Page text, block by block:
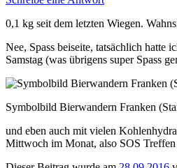
0,1 kg seit dem letzten Wiegen.
Nee, Spass beiseite, tatsächlich hatte
Samstag (was übrigens super Spass
Symbolbild Bierwandern Franken
und eben auch mit vielen
Mittwoch im Monat, also SOS